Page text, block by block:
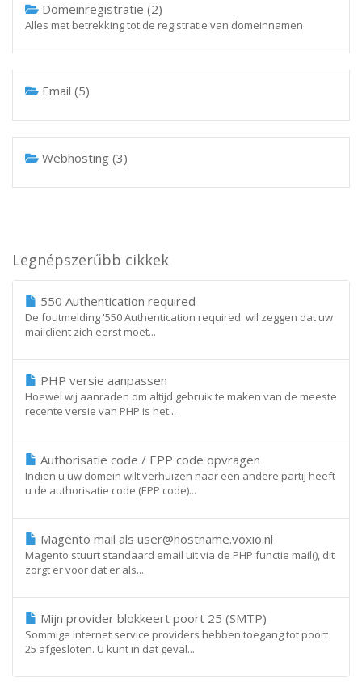
Domeinregistratie (2)
Alles met betrekking tot de registratie van domeinnamen
Email (5)
Webhosting (3)
Legnépszerűbb cikkek
550 Authentication required
De foutmelding '550 Authentication required' wil zeggen dat uw
mailclient zich eerst moet...
PHP versie aanpassen
Hoewel wij aanraden om altijd gebruik te maken van de meeste
recente versie van PHP is het...
Authorisatie code / EPP code opvragen
Indien u uw domein wilt verhuizen naar een andere partij heeft
u de authorisatie code (EPP code)...
Magento mail als user@hostname.voxio.nl
Magento stuurt standaard email uit via de PHP functie mail(), dit
zorgt er voor dat er als...
Mijn provider blokkeert poort 25 (SMTP)
Sommige internet service providers hebben toegang tot poort
25 afgesloten. U kunt in dat geval...